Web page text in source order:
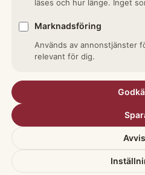
i Datum och helgdagar →
läses och hur länge. Inget
Marknadsföring
Används av annonstjänster
relevant för dig.